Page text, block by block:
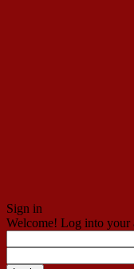
Sign in
Welcome! Log into your